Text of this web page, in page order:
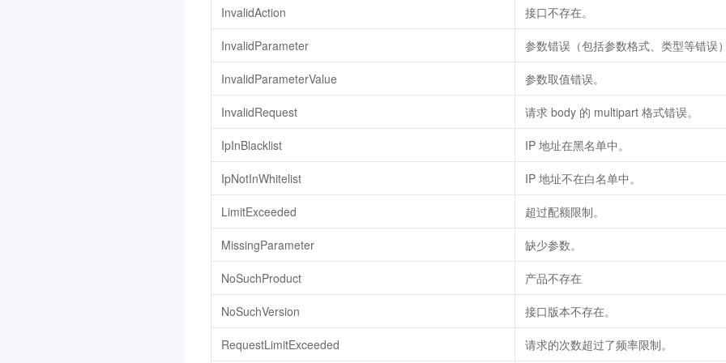
InvalidAction 接口不存在。
InvalidParameter 参数错误（包括参数格式、类型等错误
InvalidParameterValue 参数取值错误。
InvalidRequest 请求 body 的 multipart 格式错误。
IpInBlacklist IP 地址在黑名单中。
IpNotInWhitelist IP 地址不在白名单中。
LimitExceeded 超过配额限制。
MissingParameter 缺少参数。
NoSuchProduct 产品不存在
NoSuchVersion 接口版本不存在。
RequestLimitExceeded 请求的次数超过了频率限制。